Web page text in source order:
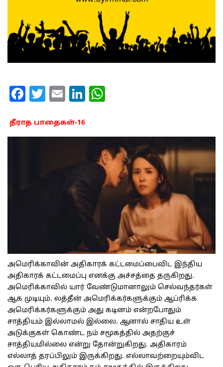
Facebook
Twitter
EmailLinkedIn
தீராத பாதைகள்-16
அமெரிக்காவின் அதிகாரக் கட்டமைப்பைவிட இந்திய
அதிகாரக் கட்டமைப்பு எனக்கு அச்சத்தை தருகிறது.
அமெரிக்காவில் யார் வேண்டுமானாலும் செல்வந்தர்கள்
ஆக முடியும். லத்தீன் அமெரிக்கர்களுக்கும் ஆப்ரிக்க
அமெரிக்கர்களுக்கும் அது கடினம் என்றபோதும்
சாத்தியம் இல்லாமல் இல்லை. ஆனால் சாதிய உள்
அடுக்குகள் கொண்ட நம் சமூகத்தில் அதற்குச்
சாத்தியமில்லை என்று தோன்றுகிறது. அதிகாரம்
எல்லாத் தரப்பிலும் இருக்கிறது. எல்லாவற்றையும்விட